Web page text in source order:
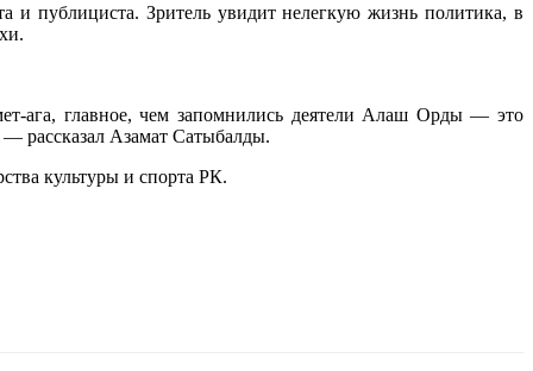
и публициста. Зритель увидит нелегкую жизнь политика, в
ага, главное, чем запомнились деятели Алаш Орды — это
— рассказал Азамат Сатыбалды.
культуры и спорта РК.